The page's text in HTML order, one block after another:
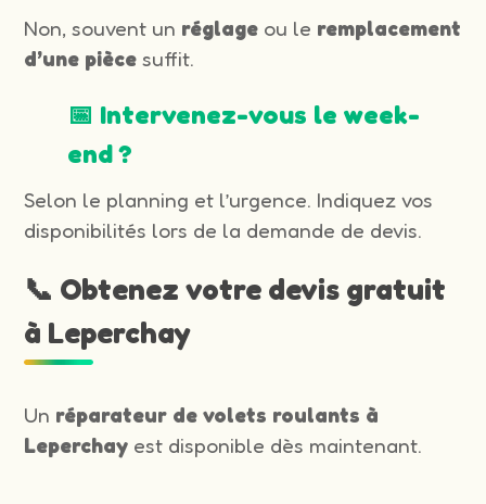
Non, souvent un réglage ou le remplacement
d’une pièce suffit.
📅 Intervenez-vous le week-
end ?
Selon le planning et l’urgence. Indiquez vos
disponibilités lors de la demande de devis.
📞 Obtenez votre devis gratuit
à Leperchay
Un réparateur de volets roulants à
Leperchay est disponible dès maintenant.